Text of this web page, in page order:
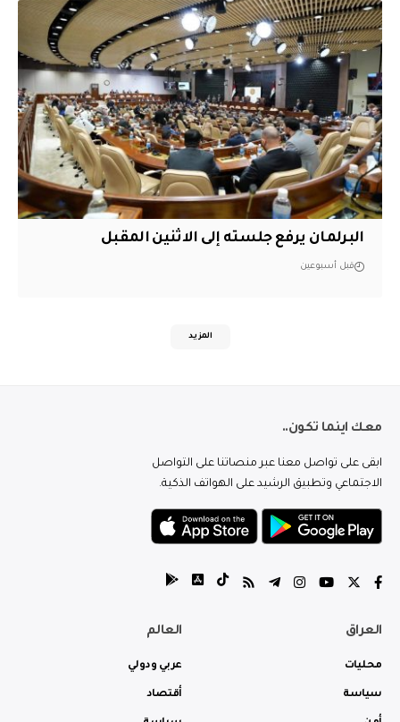
البرلمان يرفع جلسته إلى الاثنين المقبل
قبل أسبوعين
المزيد
معك اينما تكون..
ابقى على تواصل معنا عبر منصاتنا على التواصل
الاجتماعي وتطبيق الرشيد على الهواتف الذكية.
العراق
محليات
سياسة
العالم
عربي ودولي
أقتصاد